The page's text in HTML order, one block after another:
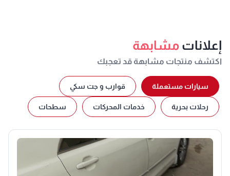
إعلانات مشابهة
اكتشف منتجات مشابهة قد تعجبك
سيارات مستعملة قوارب و جت سكي
رحلات بحرية خدمات المحركات سطحات